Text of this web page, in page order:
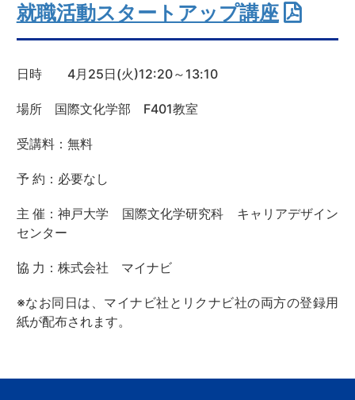
就職活動スタートアップ講座
日時 4月 25日(火)12:20～ 13:10
場所 国際文化学部 F401教室
受講料：無料
予 約：必要なし
主 催：神戸大学 国際文化学研究科
キャリアデザイン
センター
協 力： 株式会社 マイナビ
※なお同日は、マイナビ社とリクナビ社の両方の登録用
紙が配布されます。